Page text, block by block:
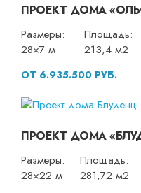
ПРОЕКТ ДОМА
Размеры:
28×7 м
Площадь:
213,4 м2
ОТ 6.935.500 РУБ.
ПРОЕКТ ДОМА
Размеры:
28×22 м
Площадь:
281,72 м2